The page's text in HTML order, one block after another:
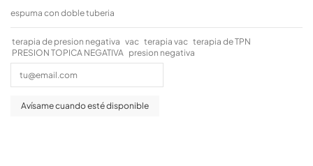
espuma con doble tuberia
terapia de presion negativa vac terapia vac terapia de TPN
PRESION TOPICA NEGATIVA presion negativa